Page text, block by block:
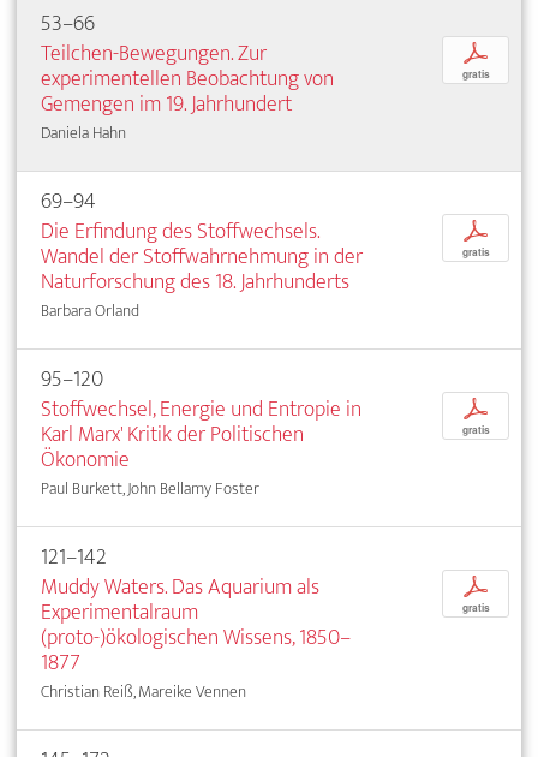
53–66
Teilchen-Bewegungen. Zur
experimentellen Beobachtung von
Gemengen im 19. Jahrhundert
Daniela Hahn
p
gratis
69–94
Die Erfindung des Stoffwechsels.
Wandel der Stoffwahrnehmung in der
Naturforschung des 18. Jahrhunderts
Barbara Orland
p
gratis
95–120
Stoffwechsel, Energie und Entropie in
Karl Marx' Kritik der Politischen
Ökonomie
Paul Burkett, John Bellamy Foster
p
gratis
121–142
Muddy Waters. Das Aquarium als
Experimentalraum
(proto-)ökologischen Wissens, 1850–
1877
Christian Reiß, Mareike Vennen
p
gratis